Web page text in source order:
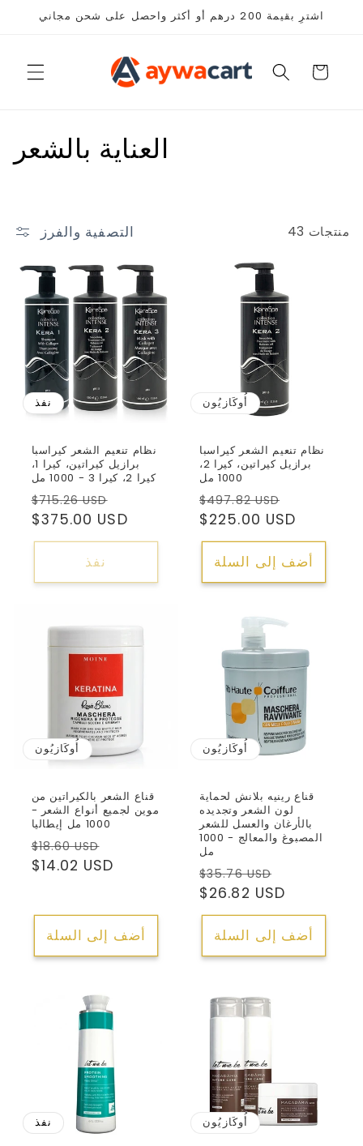
إلى
اشترِ بقيمة 200 درهم أو أكثر واحصل على شحن مجاني
التسوق
م
ع
ة
العناية بالشعر
التصفية والفرز 43 منتجات
نفذ
نظام تنعيم الشعر كيراسبا
برازيل كيراتين، كيرا 1،
كيرا 2، كيرا 3 - 1000 مل
السعر
العادي
$715.26 USD
البيع$375.00 USD
نفذ
أُوكَازيُون
نظام تنعيم الشعر كيراسبا
برازيل كيراتين، كيرا 2،
1000 مل
السعر
العادي
$497.82 USD
البيع$225.00 USD
أضف إلى السلة
أُوكَازيُون
قناع الشعر بالكيراتين من
موين لجميع أنواع الشعر -
1000 مل إيطاليا
السعر
العادي
$18.60 USD
البيع$14.02 USD
أضف إلى السلة
أُوكَازيُون
قناع رينيه بلانش لحماية
لون الشعر وتجديده
بالأرغان والعسل للشعر
المصبوغ والمعالج - 1000
مل
السعر
العادي
$35.76 USD
البيع$26.82 USD
أضف إلى السلة
نفذ أُوكَازيُون